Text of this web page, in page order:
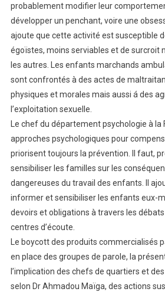
probablement modifier leur
développer un penchant, voire une
ajoute que cette activité est susceptible
égoïstes, moins serviables et de surcroit
les autres. Les enfants marchands
sont confrontés à des actes de
physiques et morales mais aussi á des
l’exploitation sexuelle.
Le chef du département psychologie à la
approches psychologiques pour
priorisent toujours la prévention. Il faut,
sensibiliser les familles sur les
dangereuses du travail des enfants. Il
informer et sensibiliser les enfants eux-
devoirs et obligations à travers les
centres d’écoute.
Le boycott des produits commercialisés
en place des groupes de parole, la
l’implication des chefs de quartiers et
selon Dr Ahmadou Maïga, des actions